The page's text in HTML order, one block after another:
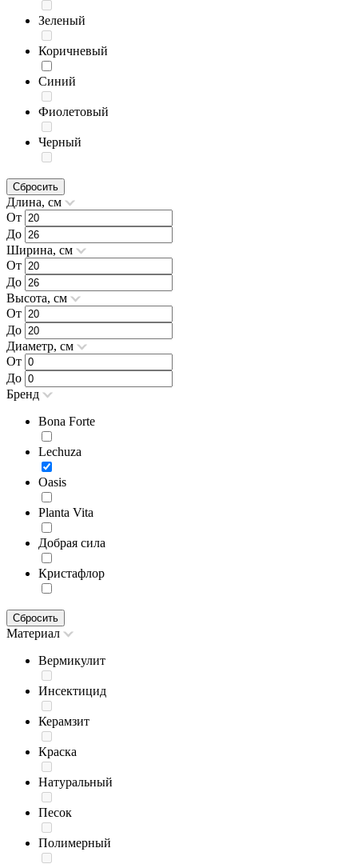
Зеленый
Коричневый
Синий
Фиолетовый
Черный
Сбросить
Длина, см
От
До
Ширина, см
От
До
Высота, см
От
До
Диаметр, см
От
До
Бренд
Bona Forte
Lechuza
Oasis
Planta Vita
Добрая сила
Кристафлор
Сбросить
Материал
Вермикулит
Инсектицид
Керамзит
Краска
Натуральный
Песок
Полимерный